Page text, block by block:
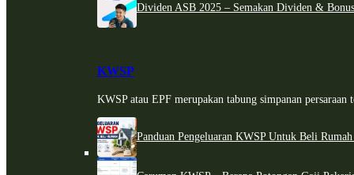
Dividen ASB 2025 – Semakan Dividen &
KWSP
KWSP atau EPF merupakan tabung simpanan persaraan
Panduan Pengeluaran KWSP Untuk Beli